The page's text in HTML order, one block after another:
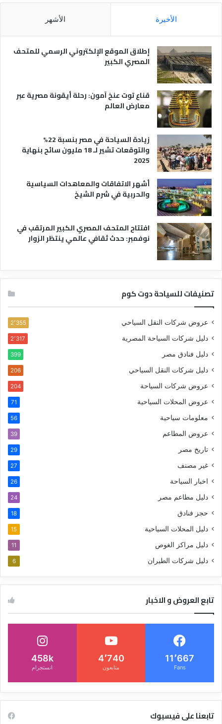
ق
ل
س
ح
ي
ر
الأخيرة الأشهر
إطلاق الموقع الإلكتروني الرسمي للمتحف
المصري الكبير
قناع توت عنخ آمون: رحلة أيقونة مصرية عبر
معارض العالم
زيادة السياحة في مصر بنسبة 22%
والتوقعات تشير لـ 18 مليون سائح بنهاية
2025
أشهر الاتفاقات والمعاهدات السياسية
والحربية في شرم الشيخ
افتتاح المتحف المصري الكبير المرتقب في
نوفمبر: حدث ثقافي عالمي ينتظر الزوار
تصنيفات للسياحة دوت كوم
عروض شركات النقل السياحي 2٬355
دليل شركات السياحة المصرية 2٬317
دليل فنادق مصر 399
دليل شركات النقل السياحي 206
عروض شركات السياحة 204
عروض المحلات السياحية 71
معلومات سياحية 56
عروض المطاعم 39
تاريخ مصر 29
غير مصنف 27
اخبار السياحة 26
دليل مطاعم مصر 24
حجز فنادق 18
دليل المحلات السياحية 15
دليل مراكز الغوص 11
دليل شركات الطيران 6
تابع العروض و الاخبار
11٬667
Fans
4٬740
متابعون
458k
انستجرام
تابعنا على فيسبوك